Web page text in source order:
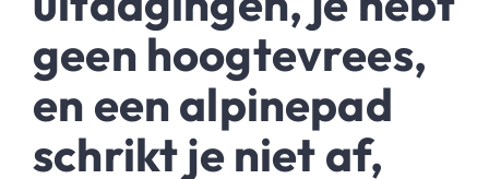
geen hoogtevrees,
en een alpinepad
schrikt je niet af,